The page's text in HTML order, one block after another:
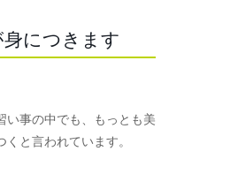
につきます
い事の中でも、もっとも美
くと言われています。